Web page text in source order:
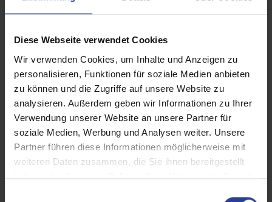
Diese Webseite verwendet Cookies
Wir verwenden Cookies, um Inhalte und Anzeigen zu
personalisieren, Funktionen für soziale Medien anbieten
zu können und die Zugriffe auf unsere Website zu
analysieren. Außerdem geben wir Informationen zu Ihrer
Verwendung unserer Website an unsere Partner für
soziale Medien, Werbung und Analysen weiter. Unsere
Partner führen diese Informationen möglicherweise mit
weiteren Daten zusammen, die Sie ihnen bereitgestellt
haben oder die sie im Rahmen Ihrer Nutzung der Dienste